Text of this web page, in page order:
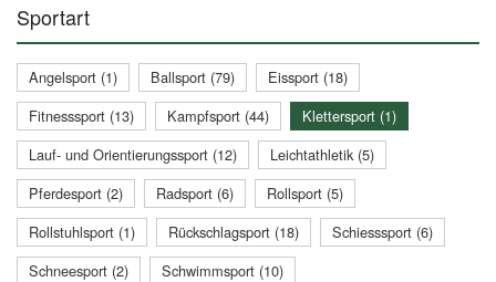
Sportart
Angelsport (1) Ballsport (79)
Eissport (18)
Fitnesssport (13)
Kampfsport (44)
Klettersport (1)
Lauf- und Orientierungssport (12)
Leichtathletik (5)
Pferdesport (2)
Radsport (6)
Rollsport (5)
Rollstuhlsport (1)
Rückschlagsport (18)
Schiesssport (6)
Schneesport (2)
Schwimmsport (10)